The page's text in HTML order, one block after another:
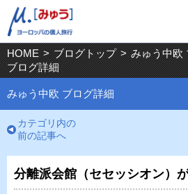
HOME > ブログトップ > みゅう中欧
ブログ詳細
みゅう中欧 ブログ詳細
カテゴリ内の
前の記事へ
分離派会館（セセッシオン）